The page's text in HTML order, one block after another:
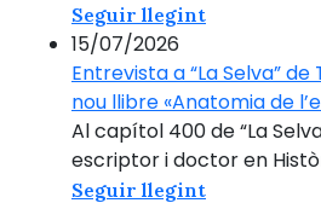
Seguir llegint
15/07/2026
Entrevista a “La Selva”
nou llibre «Anatomia de
Al capítol 400 de “La
escriptor i doctor en
Seguir llegint